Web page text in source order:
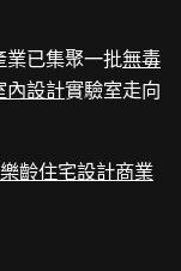
業已集聚一批無毒
內設計實驗室走向
樂齡住宅設計商業